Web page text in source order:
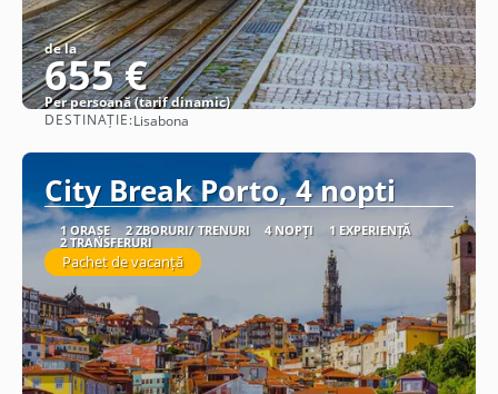
de la
655 €
Per persoană (tarif dinamic)
DESTINAȚIE:Lisabona
City Break Porto, 4 nopti
1 ORAȘE 2 ZBORURI/ TRENURI 4 NOPȚI 1 EXPERIENȚĂ
2 TRANSFERURI
Pachet de vacanță